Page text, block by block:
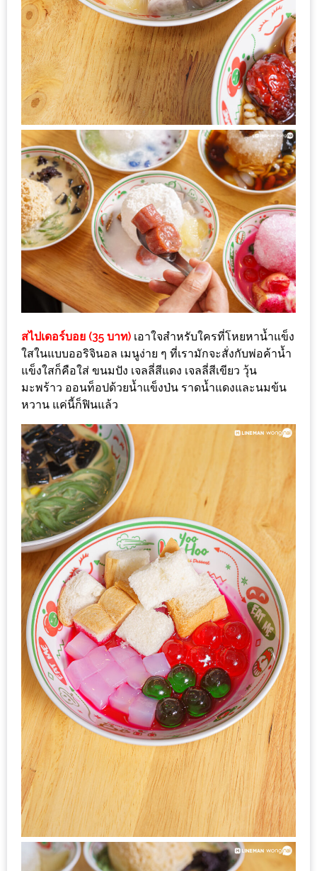
ที่
1
พา
เพื่อน
มา
ม่วน
กั๋น
บน
INSTAGRAM
รวม
โปร
โม
ชั่
นวัน
แห่ง
ชาติ
2557
ร้าน
หมู
กระทะ
ทั่ว
เชียงใหม่
TOP30
ราคา
ไม่
เกิน
200
บาท
รีวิว
ดี
กับ
วงใน
แจก
ฟรี
LINE
GIFTCODE!
ลายแทง
ความ
อร่อย
สไปเดอร์บอย (35 บาท) เอาใจสำหรับใครที่โหยหาน้ำแข็ง
ใสในแบบออริจินอล เมนูง่าย ๆ ที่เรามักจะสั่งกับพ่อค้าน้ำ
แข็งใสก็คือใส่ ขนมปัง เจลลี่สีแดง เจลลี่สีเขียว วุ้น
มะพร้าว ออนท็อปด้วยน้ำแข็งป่น ราดน้ำแดงและนมข้น
หวาน แค่นี้ก็ฟินแล้ว